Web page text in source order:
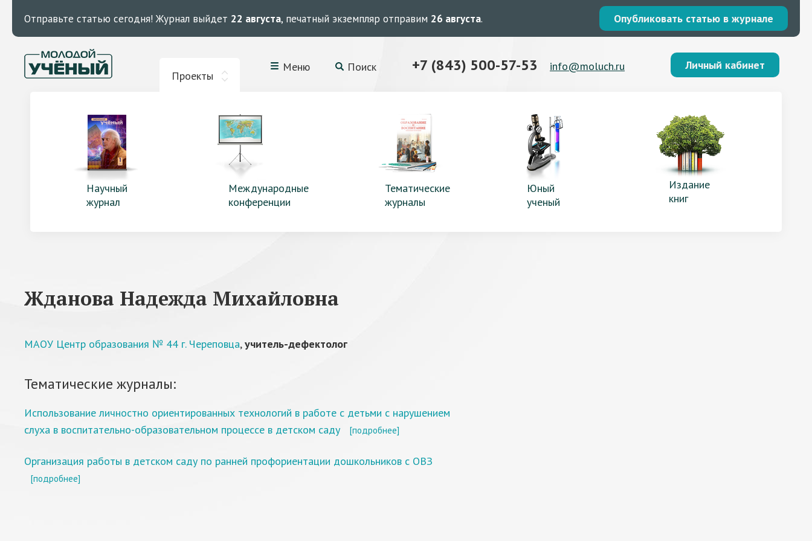
Отправьте статью сегодня! Журнал выйдет 22 августа, печатный экземпляр отправим 26 августа. Опубликовать статью в журнале
Проекты
Меню Поиск +7 (843) 500-57-53 info@moluch.ru Личный кабинет
Научный
журнал
Международные
конференции
Тематические
журналы
Юный
ученый
Издание
книг
Жданова Надежда Михайловна
МАОУ Центр образования № 44 г. Череповца,учитель-дефектолог
Тематические журналы:
Использование личностно ориентированных технологий в работе с детьми с нарушением
слуха в воспитательно-образовательном процессе в детском саду
[подробнее]
Организация работы в детском саду по ранней профориентации дошкольников с ОВЗ
[подробнее]